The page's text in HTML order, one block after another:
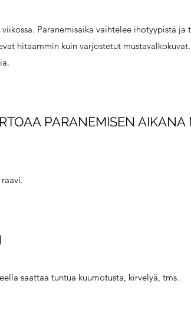
Paranemisaika vaihtelee ihotyypistä
hitaammin kuin varjostetut
PARANEMISEN AIKANA
saattaa tuntua kuumotusta, kirvelyä, tms.